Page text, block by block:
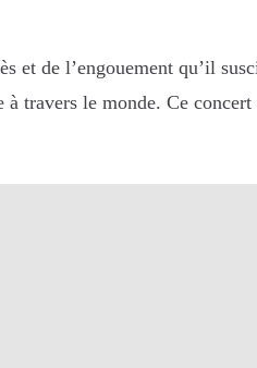
et de l’engouement qu’il
travers le monde. Ce concert